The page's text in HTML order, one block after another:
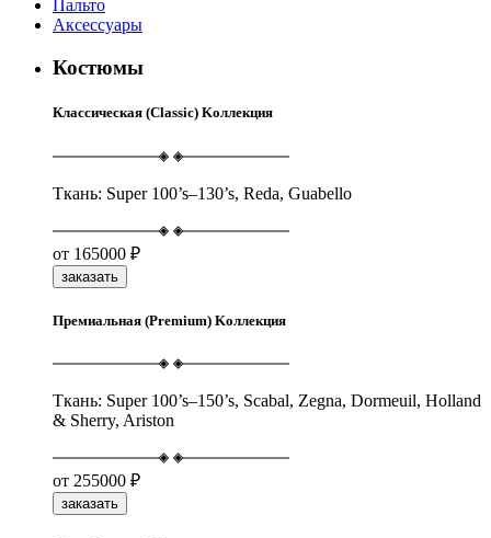
Пальто
Аксессуары
Костюмы
Классическая (Classic) Kоллекция
Ткань: Super 100’s–130’s, Reda, Guabello
от 165000 ₽
заказать
Премиальная (Premium) Kоллекция
Ткань: Super 100’s–150’s, Scabal, Zegna, Dormeuil, Holland
& Sherry, Ariston
от 255000 ₽
заказать